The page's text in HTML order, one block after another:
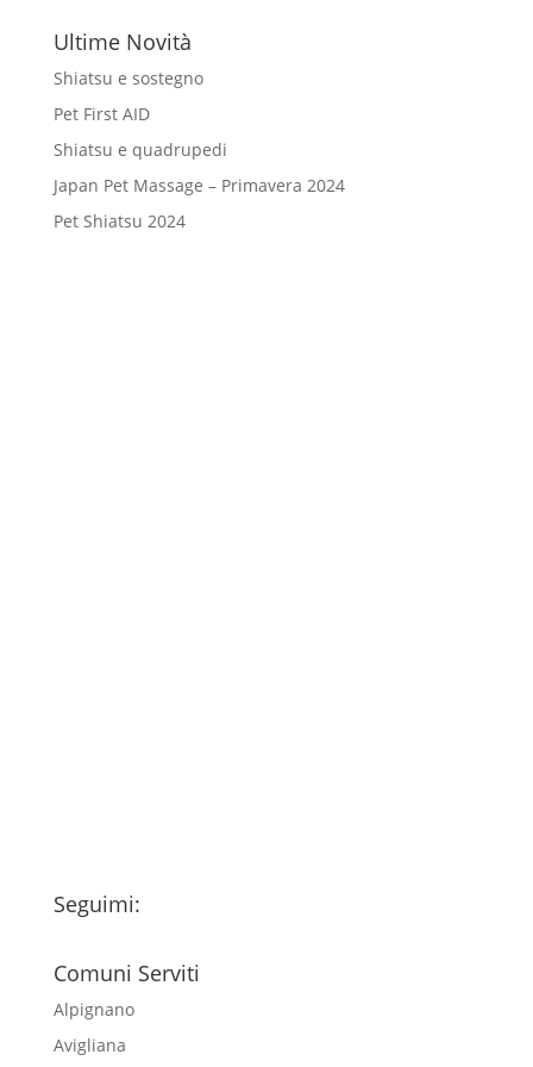
Ultime Novità
Shiatsu e sostegno
Pet First AID
Shiatsu e quadrupedi
Japan Pet Massage – Primavera 2024
Pet Shiatsu 2024
Seguimi:
Comuni Serviti
Alpignano
Avigliana